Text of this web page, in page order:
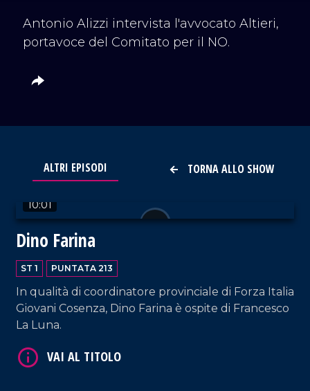
Antonio Alizzi intervista l'avvocato Altieri,
portavoce del Comitato per il NO.
TORNA ALLO SHOW
ALTRI EPISODI
10:01
Dino Farina
ST 1 PUNTATA 213
In qualità di coordinatore provinciale di Forza Italia
Giovani Cosenza, Dino Farina è ospite di Francesco
La Luna.